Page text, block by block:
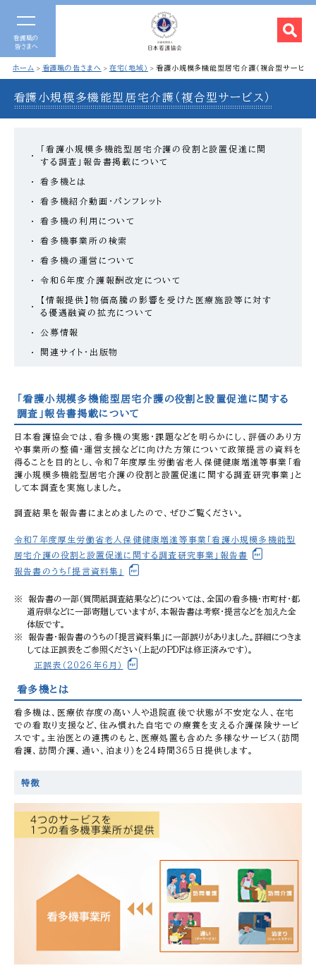
看護職の
皆さまへ
ホーム 看護職の皆さまへ 在宅（地域） 看護小規模多機能型居宅介護（複合型サービス）
看護小規模多機能型居宅介護（複合型サービス）
「看護小規模多機能型居宅介護の役割と設置促進に関
する調査」報告書掲載について
看多機とは
看多機紹介動画・パンフレット
看多機の利用について
看多機事業所の検索
看多機の運営について
令和6年度介護報酬改定について
【情報提供】物価高騰の影響を受けた医療施設等に対す
る優遇融資の拡充について
公募情報
関連サイト・出版物
「看護小規模多機能型居宅介護の役割と設置促進に関する
調査」報告書掲載について
日本看護協会では、看多機の実態・課題などを明らかにし、評価のあり方
や事業所の整備・運営支援などに向けた方策について政策提言の資料を
得ることを目的とし、令和7年度厚生労働省老人保健健康増進等事業「看
護小規模多機能型居宅介護の役割と設置促進に関する調査研究事業」と
して本調査を実施しました。
調査結果を報告書にまとめましたので、ぜひご覧ください。
令和7年度厚生労働省老人保健健康増進等事業「看護小規模多機能型
居宅介護の役割と設置促進に関する調査研究事業」報告書
報告書のうち「提言資料集」
報告書の一部（質問紙調査結果など）については、全国の看多機・市町村・都
道府県などに一部寄贈していますが、本報告書は考察・提言などを加えた全
体版です。
報告書・報告書のうちの「提言資料集」に一部誤りがありました。詳細につきま
しては正誤表をご参照ください（上記のPDFは修正済みです）。
正誤表（2026年6月）
看多機とは
看多機は、医療依存度の高い人や退院直後で状態が不安定な人、在宅
での看取り支援など、住み慣れた自宅での療養を支える介護保険サービ
スです。主治医との連携のもと、医療処置も含めた多様なサービス（訪問
看護、訪問介護、通い、泊まり）を24時間365日提供します。
特徴